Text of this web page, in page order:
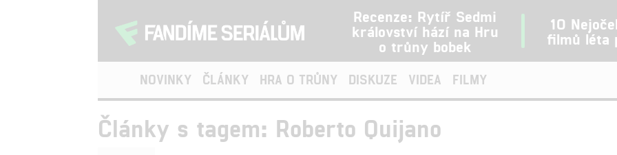
Recenze: Rytíř Sedmi
království hází na Hru
o trůny bobek
10
filmů léta
NOVINKY ČLÁNKY HRA O TRŮNY DISKUZE VIDEA FILMY
Články s tagem: Roberto Quijano